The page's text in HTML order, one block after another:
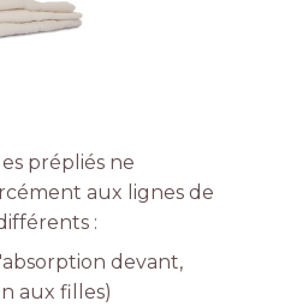
prépliés ne
aux lignes de
:
devant,
aux filles)